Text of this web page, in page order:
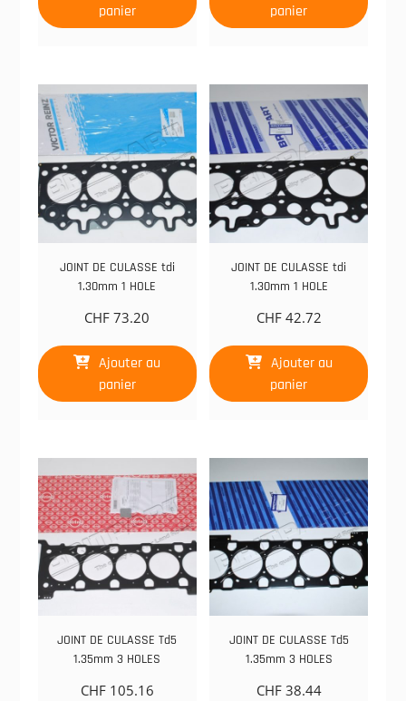
panier
panier
JOINT DE CULASSE tdi
1.30mm 1 HOLE
CHF 73.20
Ajouter au
panier
JOINT DE CULASSE tdi
1.30mm 1 HOLE
CHF42.72
Ajouter au
panier
JOINT DE CULASSE Td5
1.35mm 3 HOLES
CHF105.16
JOINT DE CULASSE Td5
1.35mm 3 HOLES
CHF38.44